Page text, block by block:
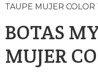
TAUPE MUJER COLOR
BOTAS
MUJER